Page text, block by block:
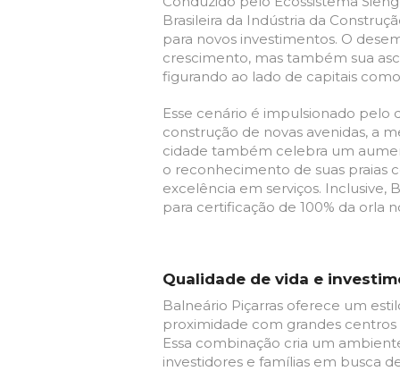
Brasileira da Indústria da
para novos investimentos. O
crescimento, mas também sua
figurando ao lado de capitais
Esse cenário é impulsionado
construção de novas avenidas, a
cidade também celebra um
o reconhecimento de suas praias
excelência em serviços. Inclusive,
para certificação de 100% da orla
Qualidade de vida e
Balneário Piçarras oferece um
proximidade com grandes
Essa combinação cria um
investidores e famílias em busca